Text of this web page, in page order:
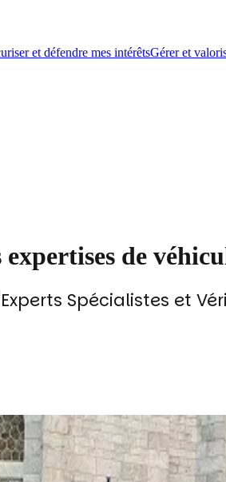
et défendre mes intérêtsGérer et
expertises de
Spécialistes et